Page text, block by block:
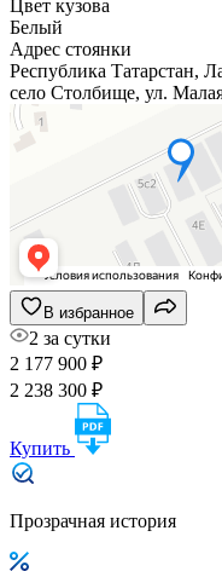
Цвет кузова
Белый
Адрес стоянки
Республика Татарстан,
село Столбище, ул.
В избранное
2 за сутки
2 177 900 ₽
2 238 300 ₽
Купить
Прозрачная история